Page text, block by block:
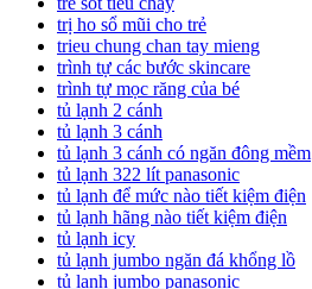
trị ho sổ mũi cho trẻ
trieu chung chan tay mieng
trình tự các bước skincare
trình tự mọc răng của bé
tủ lạnh 2 cánh
tủ lạnh 3 cánh
tủ lạnh 3 cánh có ngăn đông mềm
tủ lạnh 322 lít panasonic
tủ lạnh để mức nào tiết kiệm điện
tủ lạnh hãng nào tiết kiệm điện
tủ lạnh icy
tủ lạnh jumbo ngăn đá khổng lồ
tủ lạnh jumbo panasonic